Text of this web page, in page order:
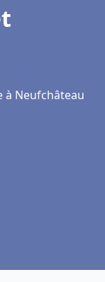
Neufchâteau